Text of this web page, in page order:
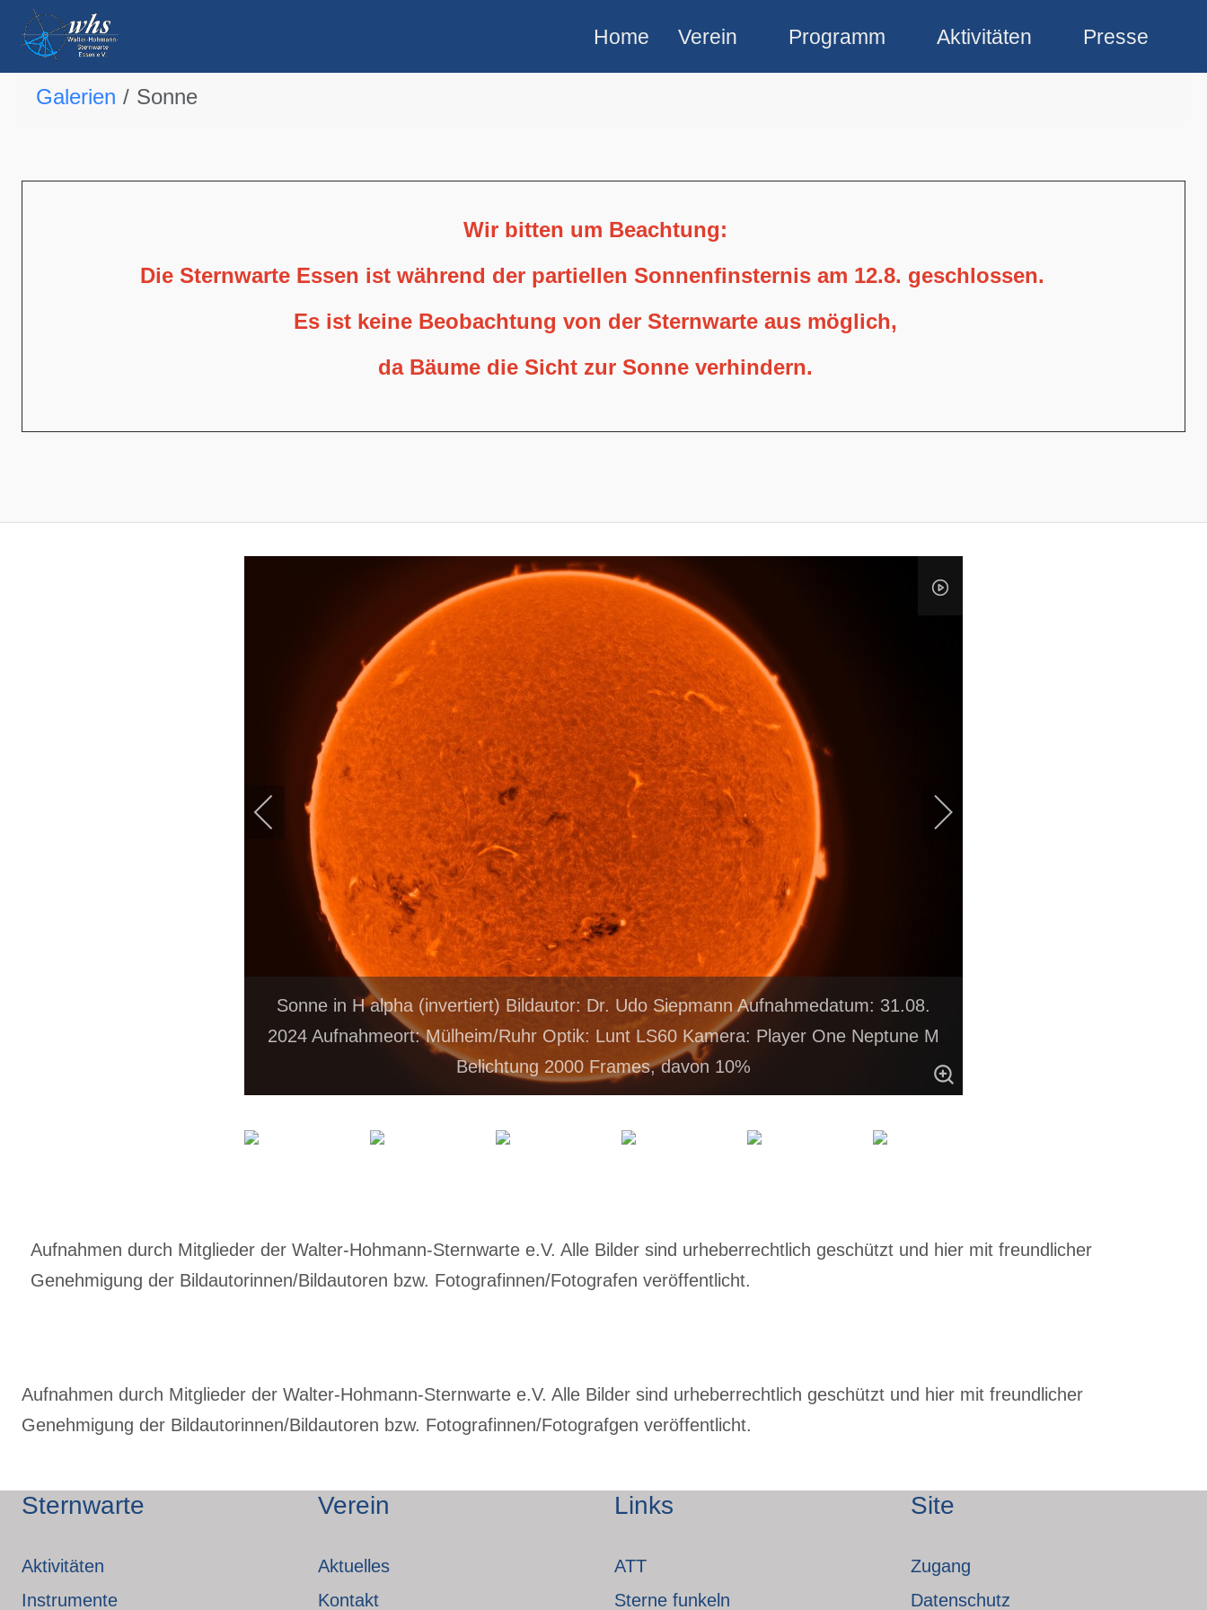
Home Verein Programm Aktivitäten Presse
Galerien Sonne
Wir bitten um Beachtung:
Die Sternwarte Essen ist während der partiellen Sonnenfinsternis am 12.8. geschlossen.
Es ist keine Beobachtung von der Sternwarte aus möglich,
da Bäume die Sicht zur Sonne verhindern.
Sonne in H alpha (invertiert) Bildautor: Dr. Udo Siepmann Aufnahmedatum: 31.08.
2024 Aufnahmeort: Mülheim/Ruhr Optik: Lunt LS60 Kamera: Player One Neptune M
Belichtung 2000 Frames, davon 10%
Aufnahmen durch Mitglieder der Walter-Hohmann-Sternwarte e.V. Alle Bilder sind urheberrechtlich geschützt und hier mit freundlicher
Genehmigung der Bildautorinnen/Bildautoren bzw. Fotografinnen/Fotografen veröffentlicht.
Aufnahmen durch Mitglieder der Walter-Hohmann-Sternwarte e.V. Alle Bilder sind urheberrechtlich geschützt und hier mit freundlicher
Genehmigung der Bildautorinnen/Bildautoren bzw. Fotografinnen/Fotografgen veröffentlicht.
Sternwarte
Aktivitäten
Instrumente
Verein
Aktuelles
Kontakt
Links
ATT
Sterne funkeln
Site
Zugang
Datenschutz